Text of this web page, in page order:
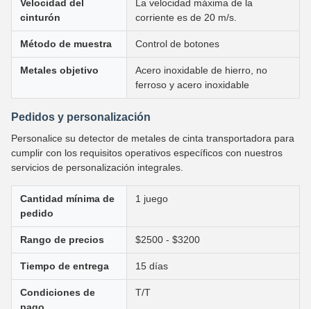
Velocidad del
cinturón
La velocidad máxima de la
corriente es de 20 m/s.
Método de muestra Control de botones
Metales objetivo
Acero inoxidable de hierro, no
ferroso y acero inoxidable
Pedidos y personalización
Personalice su detector de metales de cinta transportadora para
cumplir con los requisitos operativos específicos con nuestros
servicios de personalización integrales.
Cantidad mínima de
pedido
1 juego
Rango de precios $2500 - $3200
Tiempo de entrega 15 días
Condiciones de
T/T